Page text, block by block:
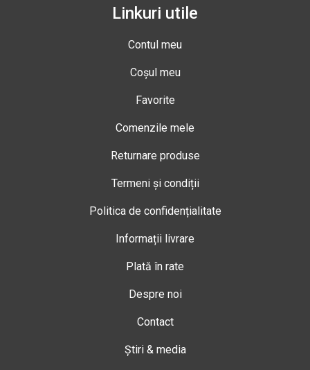
Linkuri utile
Contul meu
Coșul meu
Favorite
Comenzile mele
Returnare produse
Termeni și condiții
Politica de confidențialitate
Informații livrare
Plată în rate
Despre noi
Contact
Știri & media